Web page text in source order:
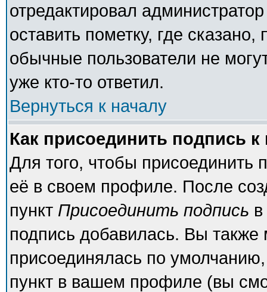
отредактировал
оставить пометку, где
обычные пользователи не
уже кто-то ответил.
Вернуться к началу
Как присоединить подпись
Для того, чтобы присоединить
её в своем профиле. После
пункт Присоединить подпись
подпись добавилась. Вы
присоединялась по
пункт в вашем профиле (вы